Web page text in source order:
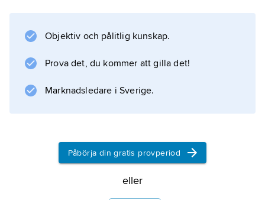
Objektiv och pålitlig kunskap.
Prova det, du kommer att gilla det!
Marknadsledare i Sverige.
Påbörja din gratis provperiod
eller